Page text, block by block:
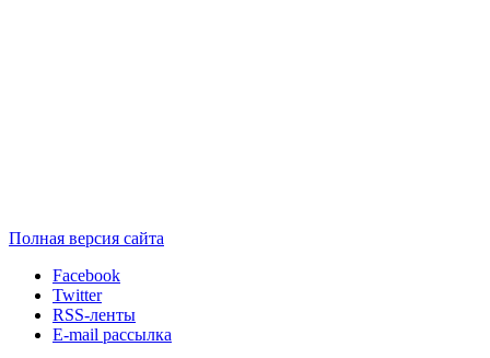
Полная версия сайта
Facebook
Twitter
RSS-ленты
E-mail рассылка